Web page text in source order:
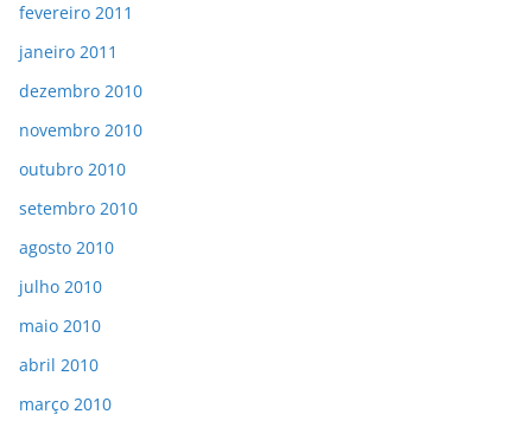
fevereiro 2011
janeiro 2011
dezembro 2010
novembro 2010
outubro 2010
setembro 2010
agosto 2010
julho 2010
maio 2010
abril 2010
março 2010